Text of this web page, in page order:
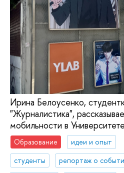
Ирина Белоусенко,
"Журналистика",
мобильности в
Образование
идеи и опыт
студенты
репортаж о